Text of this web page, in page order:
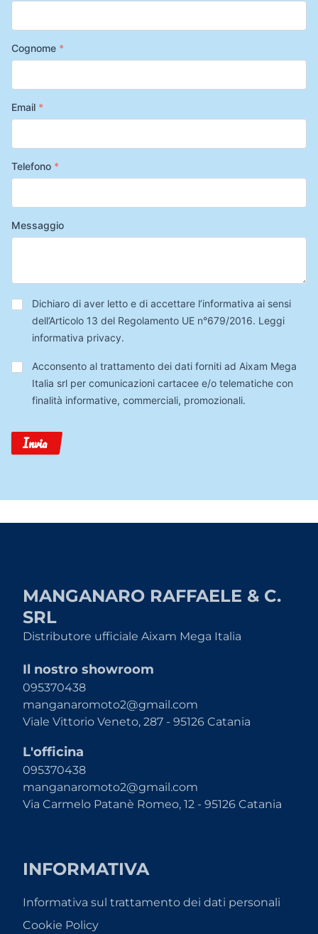
Cognome *
Email *
Telefono *
Messaggio
Privacy*
Dichiaro di aver letto e di accettare l’informativa ai sensi
dell’Articolo 13 del Regolamento UE n°679/2016. Leggi
informativa privacy.
Trattamento
Dati
Acconsento al trattamento dei dati forniti ad Aixam Mega
Italia srl per comunicazioni cartacee e/o telematiche con
finalità informative, commerciali, promozionali.
Invia
MANGANARO RAFFAELE & C.
SRL
Distributore ufficiale Aixam Mega Italia
Il nostro showroom
095370438
manganaromoto2@gmail.com
Viale Vittorio Veneto, 287 - 95126 Catania
L'officina
095370438
manganaromoto2@gmail.com
Via Carmelo Patanè Romeo, 12 - 95126 Catania
INFORMATIVA
Informativa sul trattamento dei dati personali
Cookie Policy